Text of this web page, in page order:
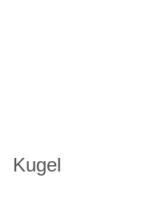
Kugel